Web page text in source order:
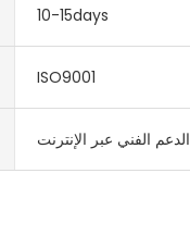
10-15days
ISO9001
الدعم الفني عبر الإنترنت